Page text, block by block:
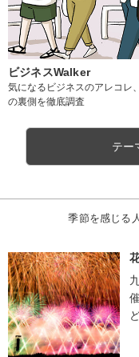
ビジネスWalker
気になるビジネスのアレコレ
の裏側を徹底調査
テー
季節を感じる